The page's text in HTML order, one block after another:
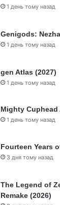
1 день тому назад
Genigods:
1 день тому назад
gen Atlas (2027)
1 день тому назад
Mighty Cuphead
1 день тому назад
Fourteen Years
3 дня тому назад
The Legend of
Remake (2026)